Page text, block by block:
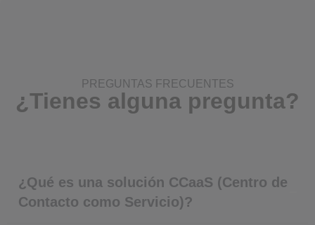
PREGUNTAS FRECUENTES
¿Tienes alguna pregunta?
¿Qué es una solución CCaaS (Centro de
Contacto como Servicio)?